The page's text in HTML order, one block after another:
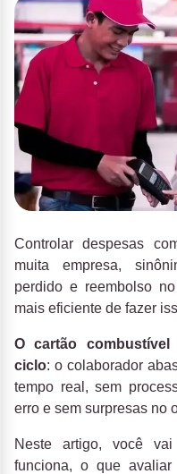
Controlar despesas
muita empresa,
perdido e reembolso
mais eficiente de fazer
O cartão
ciclo: o colaborador
tempo real, sem
erro e sem surpresas no
Neste artigo, você
funciona, o que